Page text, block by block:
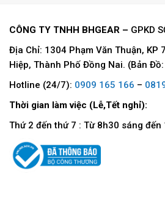
CÔNG TY TNHH BHGEAR – GPKD
Địa Chỉ: 1304 Phạm Văn Thuận, KP
Hiệp, Thành Phố Đồng Nai. (Bản Đồ:
Hotline (24/7): 0909 165 166 –
Thời gian làm việc (Lễ,Tết nghỉ):
Thứ 2 đến thứ 7 : Từ 8h30 sáng đến